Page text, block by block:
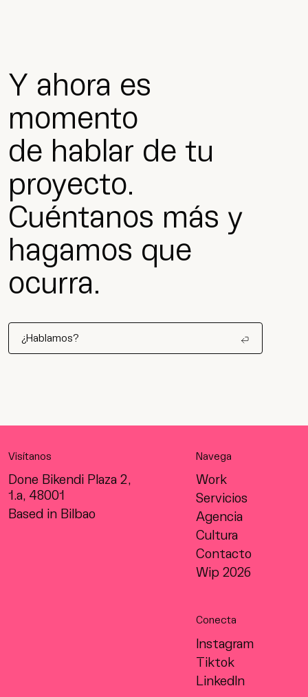
Y ahora es
momento
de hablar de tu
proyecto.
Cuéntanos más y
hagamos que
ocurra.
¿Hablamos?
Visítanos
Done Bikendi Plaza 2,
1.a, 48001
Based in Bilbao
Navega
Work
Servicios
Agencia
Cultura
Contacto
Wip 2026
Conecta
Instagram
Tiktok
LinkedIn